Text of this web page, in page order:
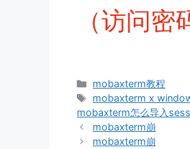
（访问密
分
类
mobaxterm教程
标
签
mobaxterm x
mobaxterm怎么导入
mobaxterm崩
mobaxterm崩